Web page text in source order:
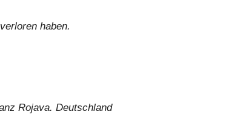
haben.
Rojava. Deutschland